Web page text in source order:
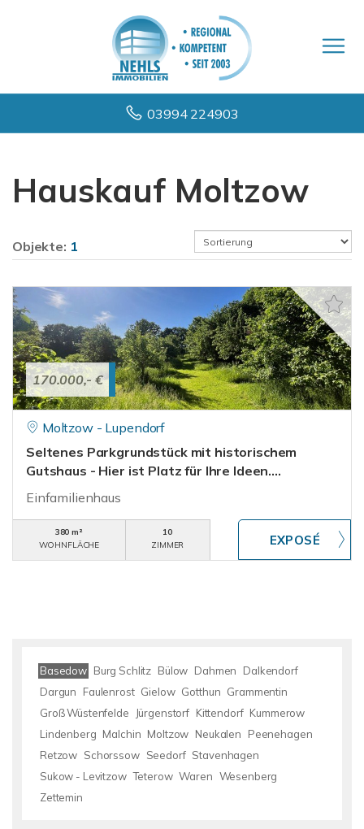
03994 224903
Hauskauf Moltzow
Objekte: 1
170.000,- €
Moltzow - Lupendorf
Seltenes Parkgrundstück mit historischem
Gutshaus - Hier ist Platz für Ihre Ideen....
Einfamilienhaus
380 m²
WOHNFLÄCHE
10
ZIMMER
Basedow Burg Schlitz Bülow Dahmen
Dalkendorf
Dargun
Faulenrost Gielow Gotthun Grammentin
Groß Wüstenfelde
Jürgenstorf Kittendorf Kummerow
Lindenberg Malchin Moltzow Neukalen
Peenehagen
Retzow Schorssow Seedorf Stavenhagen
Sukow - Levitzow Teterow Waren Wesenberg
Zettemin